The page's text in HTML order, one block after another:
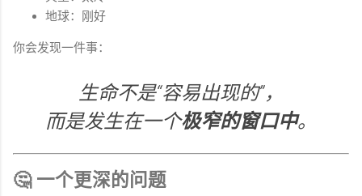
地球：刚好
你会发现一件事：
生命不是“容易出现的”，
而是发生在一个极窄的窗口中。
🤔 一个更深的问题